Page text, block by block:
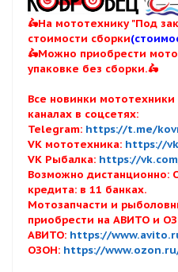
🛵На мототехнику "Под
стоимости сборки
🛵Можно приобрести
упаковке без сборки.🛵
Все новинки
каналах в соцсетях:
Telegram: https://t.me/
VK мототехника: https://
VK Рыбалка: https://
Возможно дистанционно:
кредита: в 11 банках.
Мотозапчасти и
приобрести на АВИТО и
АВИТО: https://
ОЗОН: https://